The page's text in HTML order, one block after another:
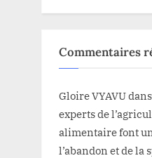
Commentaires
Gloire VYAVUdans
experts de
alimentaire font
l’abandon et de la